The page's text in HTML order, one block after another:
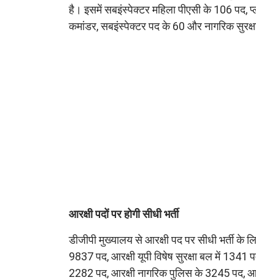
है। इसमें सबइंस्पेक्टर महिला पीएसी के 106 पद,
कमांडर, सबइंस्पेक्टर पद के 60 और नागरिक
आरक्षी पदों पर होगी सीधी भर्ती
डीजीपी मुख्यालय से आरक्षी पद पर सीधी भर्ती
9837 पद, आरक्षी यूपी विषेष सुरक्षा बल में 1341
2282 पद, आरक्षी नागरिक पुलिस के 3245 पद,